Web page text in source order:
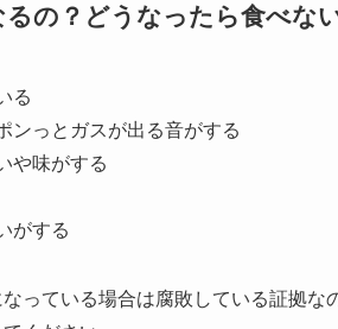
の？どうなったら食べな
る
ンっとガスが出る音がする
や味がする
がする
っている場合は腐敗している証拠な